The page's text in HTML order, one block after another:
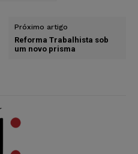
Próximo artigo
Reforma Trabalhista sob
um novo prisma